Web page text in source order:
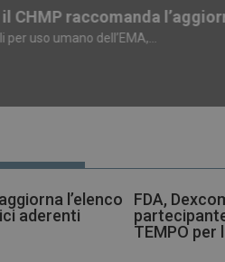
raccomanda
umano dell’EMA,...
Dexcom primo
al programma
per la sanità digitale
e